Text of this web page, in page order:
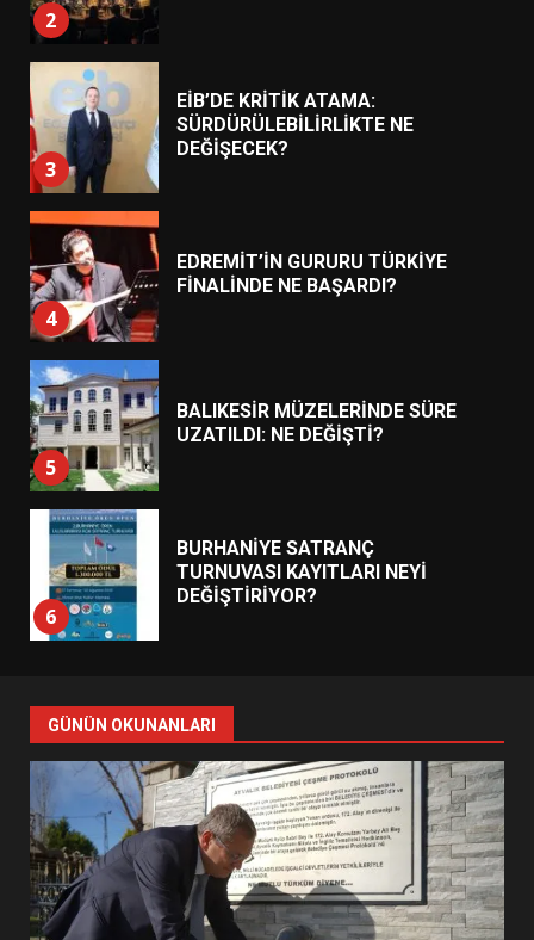
2
3
EİB’DE KRİTİK ATAMA:
SÜRDÜRÜLEBİLİRLİKTE NE
DEĞİŞECEK?
4
EDREMİT’İN GURURU TÜRKİYE
FİNALİNDE NE BAŞARDI?
5
BALIKESİR MÜZELERİNDE SÜRE
UZATILDI: NE DEĞİŞTİ?
6
BURHANİYE SATRANÇ
TURNUVASI KAYITLARI NEYİ
DEĞİŞTİRİYOR?
7
YENİ YÖNETİM NASIL
ŞEKİLLENDİ?
1
AYVALIK SU MİRASI İÇİN
HAREKETE GEÇİYOR: GÖZLER
BULUŞMADA
GÜNÜN OKUNANLARI